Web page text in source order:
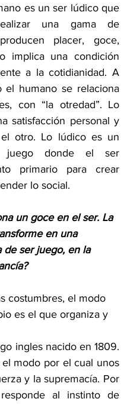
es un ser lúdico que
una gama de
placer, goce,
implica una condición
a la cotidianidad. A
el humano se relaciona
con “la otredad”. Lo
satisfacción personal y
otro. Lo lúdico es un
juego donde el ser
primario para crear
lo social.
un goce en el ser. La
en una
de ser juego, en la
costumbres, el modo
es el que organiza y
ingles nacido en 1809.
modo por el cual unos
y la supremacía. Por
al instinto de